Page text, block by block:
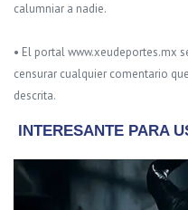
calumniar a nadie.
• El portal www.xeudeportes.mx
censurar cualquier comentario
descrita.